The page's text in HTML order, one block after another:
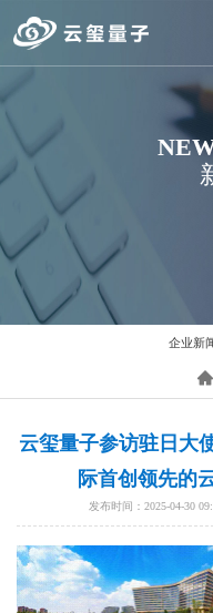
企业新
云玺量子参访驻日大
际首创领先的
发布时间：2025-04-30